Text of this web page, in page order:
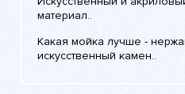
материал..
Какая мойка лучше -
искусственный камен..